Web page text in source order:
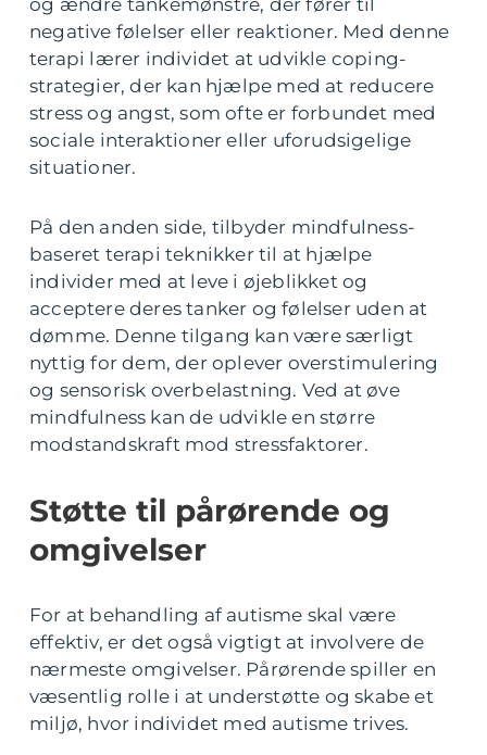
og ændre tankemønstre, der fører til
negative følelser eller reaktioner. Med denne
terapi lærer individet at udvikle coping-
strategier, der kan hjælpe med at reducere
stress og angst, som ofte er forbundet med
sociale interaktioner eller uforudsigelige
situationer.
På den anden side, tilbyder mindfulness-
baseret terapi teknikker til at hjælpe
individer med at leve i øjeblikket og
acceptere deres tanker og følelser uden at
dømme. Denne tilgang kan være særligt
nyttig for dem, der oplever overstimulering
og sensorisk overbelastning. Ved at øve
mindfulness kan de udvikle en større
modstandskraft mod stressfaktorer.
Støtte til pårørende og
omgivelser
For at behandling af autisme skal være
effektiv, er det også vigtigt at involvere de
nærmeste omgivelser. Pårørende spiller en
væsentlig rolle i at understøtte og skabe et
miljø, hvor individet med autisme trives.